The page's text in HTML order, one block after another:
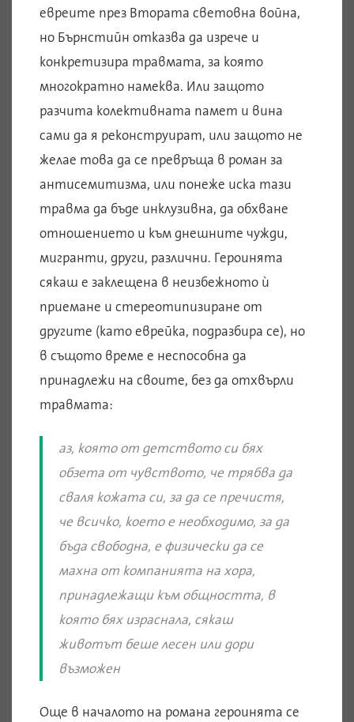
евреите през Втората световна война,
но Бърнстийн отказва да изрече и
конкретизира травмата, за която
многократно намеква. Или защото
разчита колективната памет и вина
сами да я реконструират, или защото не
желае това да се превръща в роман за
антисемитизма, или понеже иска тази
травма да бъде инклузивна, да обхване
отношението и към днешните чужди,
мигранти, други, различни. Героинята
сякаш е заклещена в неизбежното ѝ
приемане и стереотипизиране от
другите (като еврейка, подразбира се), но
в същото време е неспособна да
принадлежи на своите, без да отхвърли
травмата:
аз, която от детството си бях
обзета от чувството, че трябва да
сваля кожата си, за да се пречистя,
че всичко, което е необходимо, за да
бъда свободна, е физически да се
махна от компанията на хора,
принадлежащи към общността, в
която бях израснала, сякаш
животът беше лесен или дори
възможен
Още в началото на романа героинята се